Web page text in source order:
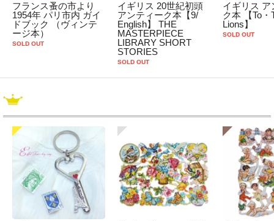
フランス蚤の市より
1954年 パリ市内 ガイ
ドブック （ヴィンテ
ージ本）
SOLD OUT
イギリス 20世紀初頭
アンティーク本【9/
English】 THE
MASTERPIECE
LIBRARY SHORT
STORIES
SOLD OUT
イギリス ア
ク本 【To・
Lions】
SOLD OUT